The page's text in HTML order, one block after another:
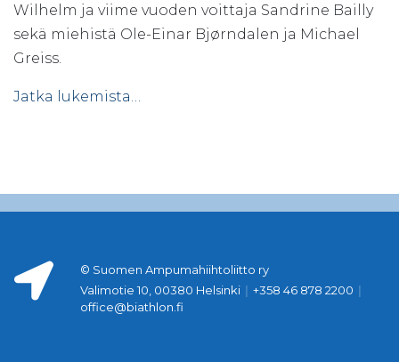
Wilhelm ja viime vuoden voittaja Sandrine Bailly
sekä miehistä Ole-Einar Bjørndalen ja Michael
Greiss.
Jatka lukemista…
© Suomen Ampumahiihtoliitto ry
Valimotie 10, 00380 Helsinki | +358 46 878 2200 |
office@biathlon.fi